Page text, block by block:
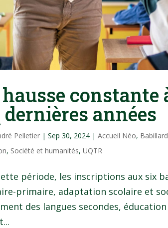
constante
années
Pelletier |Sep 30, 2024 |Accueil Néo, Babillard
, Société et humanités,UQTR
période, les inscriptions aux six
primaire, adaptation scolaire et
des langues secondes,